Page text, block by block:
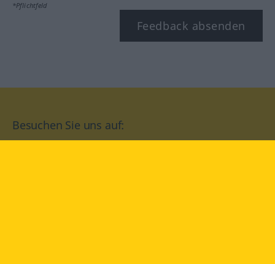
*Pflichtfeld
Feedback absenden
Besuchen Sie uns auf: